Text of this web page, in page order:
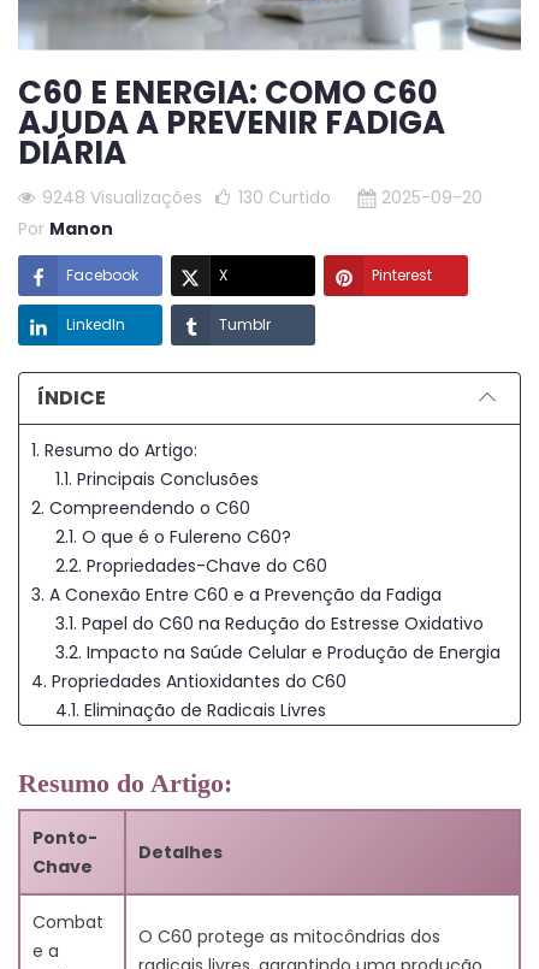
C60 E ENERGIA: COMO C60
AJUDA A PREVENIR FADIGA
DIÁRIA
9248 Visualizações 130 Curtido
2025-09-20
Por Manon
Facebook X Pinterest
LinkedIn Tumblr
ÍNDICE
1. Resumo do Artigo:
1.1. Principais Conclusões
2. Compreendendo o C60
2.1. O que é o Fulereno C60?
2.2. Propriedades-Chave do C60
3. A Conexão Entre C60 e a Prevenção da Fadiga
3.1. Papel do C60 na Redução do Estresse Oxidativo
3.2. Impacto na Saúde Celular e Produção de Energia
4. Propriedades Antioxidantes do C60
4.1. Eliminação de Radicais Livres
5. Benefícios do C60 no Gerenciamento da Fadiga
Muscular
5.1. Recuperação Muscular Melhorada
5.2. Função Muscular Esquelética Aprimorada
Crônica
6.1. Apoio ao Metabolismo Celular
Resumo do Artigo:
Ponto-
Chave
Detalhes
Combat
e a
O C60 protege as mitocôndrias dos